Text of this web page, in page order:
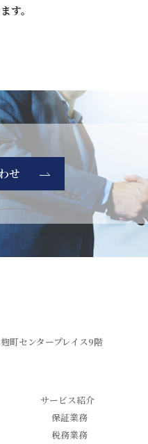
す。
せ
町センタープレイス9階
サービス紹介
保証業務
税務業務